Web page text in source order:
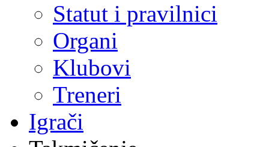
Statut i pravilnici
Organi
Klubovi
Treneri
Igrači